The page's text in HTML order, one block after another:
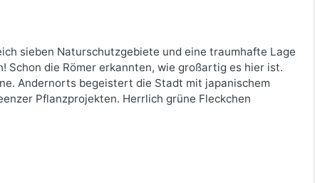
sieben Naturschutzgebiete und eine traumhafte Lage
Schon die Römer erkannten, wie großartig es hier ist.
Andernorts begeistert die Stadt mit japanischem
Pflanzprojekten. Herrlich grüne Fleckchen